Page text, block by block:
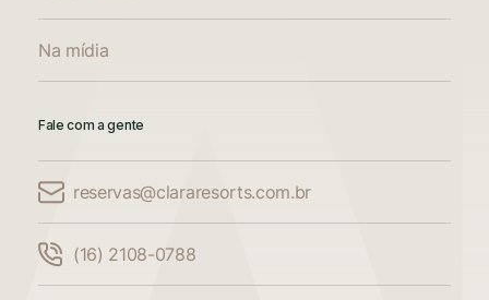
Na mídia
Fale com a gente
reservas@clararesorts.com.br
(16) 2108-0788
Compare até 3 acomodações